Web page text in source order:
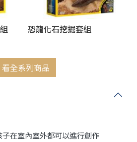
恐龍化石挖掘套組
看全系列商品
在室內室外都可以進行創作